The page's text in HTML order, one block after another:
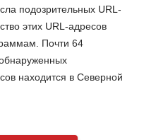
подозрительных URL-
этих URL-адресов
Почти 64
находится в Северной